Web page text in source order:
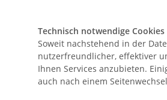
Technisch notwendige Cookies
Soweit nachstehend in der
nutzerfreundlicher, effektiver
Ihnen Services anzubieten.
auch nach einem